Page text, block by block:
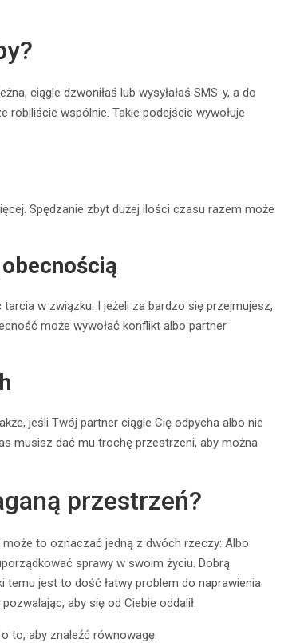
ciągle dzwoniłaś lub wysyłałaś SMS-y, a do
wspólnie. Takie podejście wywołuje
Spędzanie zbyt dużej ilości czasu razem może
w związku. I jeżeli za bardzo się przejmujesz,
może wywołać konflikt albo partner
jeśli Twój partner ciągle Cię odpycha albo nie
musisz dać mu trochę przestrzeni, aby można
przestrzeń?
to oznaczać jedną z dwóch rzeczy: Albo
sprawy w swoim życiu. Dobrą
jest to dość łatwy problem do naprawienia.
aby się od Ciebie oddalił.
to, aby znaleźć równowagę.